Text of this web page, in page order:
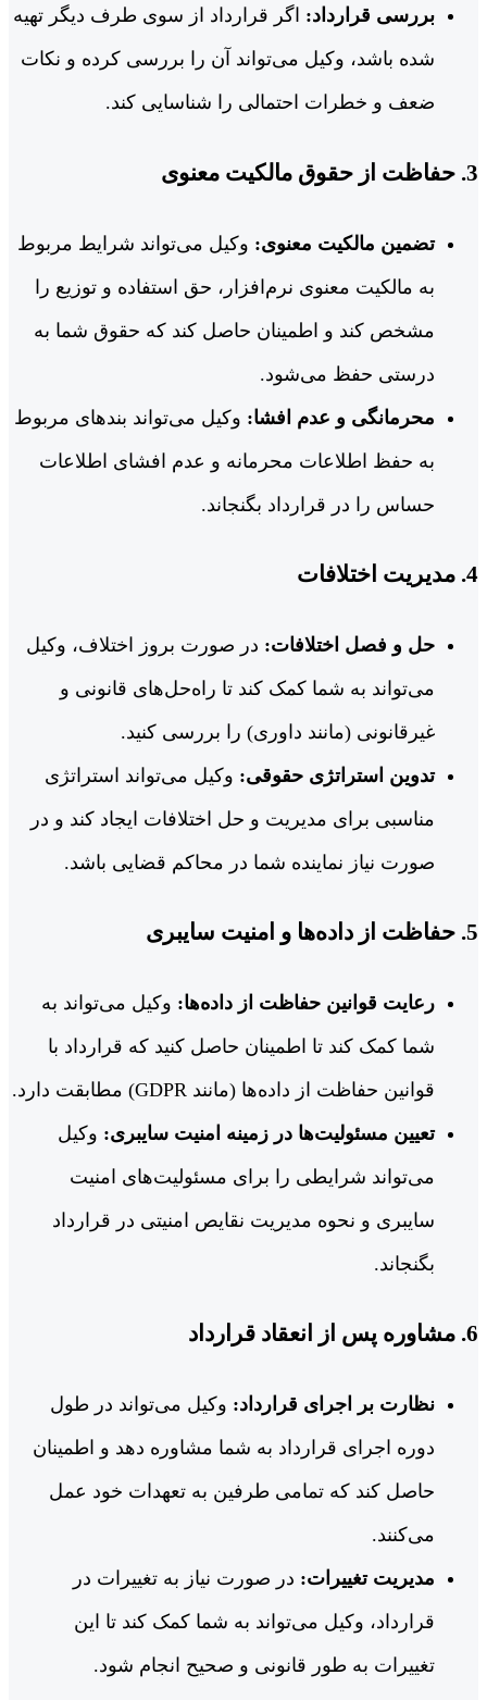
بررسی قرارداد: اگر قرارداد از سوی طرف دیگر تهیه
شده باشد، وکیل می‌تواند آن را بررسی کرده و نکات
ضعف و خطرات احتمالی را شناسایی کند.
3. حفاظت از حقوق مالکیت معنوی
تضمین مالکیت معنوی: وکیل می‌تواند شرایط مربوط
به مالکیت معنوی نرم‌افزار، حق استفاده و توزیع را
مشخص کند و اطمینان حاصل کند که حقوق شما به
درستی حفظ می‌شود.
محرمانگی و عدم افشا: وکیل می‌تواند بندهای مربوط
به حفظ اطلاعات محرمانه و عدم افشای اطلاعات
حساس را در قرارداد بگنجاند.
4. مدیریت اختلافات
حل و فصل اختلافات: در صورت بروز اختلاف، وکیل
می‌تواند به شما کمک کند تا راه‌حل‌های قانونی و
غیرقانونی (مانند داوری) را بررسی کنید.
تدوین استراتژی حقوقی: وکیل می‌تواند استراتژی
مناسبی برای مدیریت و حل اختلافات ایجاد کند و در
صورت نیاز نماینده شما در محاکم قضایی باشد.
5. حفاظت از داده‌ها و امنیت سایبری
رعایت قوانین حفاظت از داده‌ها: وکیل می‌تواند به
شما کمک کند تا اطمینان حاصل کنید که قرارداد با
قوانین حفاظت از داده‌ها (مانند GDPR) مطابقت دارد.
تعیین مسئولیت‌ها در زمینه امنیت سایبری: وکیل
می‌تواند شرایطی را برای مسئولیت‌های امنیت
سایبری و نحوه مدیریت نقایص امنیتی در قرارداد
بگنجاند.
6. مشاوره پس از انعقاد قرارداد
نظارت بر اجرای قرارداد: وکیل می‌تواند در طول
دوره اجرای قرارداد به شما مشاوره دهد و اطمینان
حاصل کند که تمامی طرفین به تعهدات خود عمل
می‌کنند.
مدیریت تغییرات: در صورت نیاز به تغییرات در
قرارداد، وکیل می‌تواند به شما کمک کند تا این
تغییرات به طور قانونی و صحیح انجام شود.